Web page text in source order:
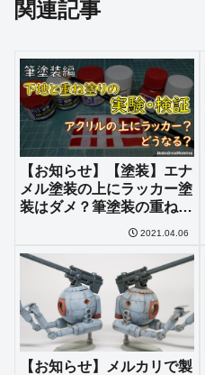
関連記事
【お知らせ】【塗装】エナ
メル塗装の上にラッカー塗
装はダメ？筆塗装の重ね塗
りの検証動画を投稿しまし
2021.04.06
【お知らせ】メルカリで製